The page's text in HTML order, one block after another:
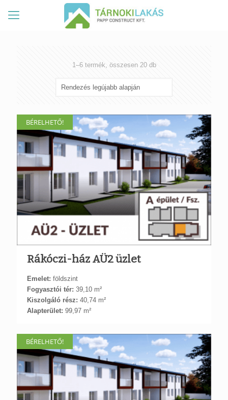
1–6 termék, összesen 20 dbSorted
BÉRELHETŐ!
Rákóczi-ház AÜ2 üzlet
Emelet: földszint
Fogyasztói tér: 39,10 m²
Kiszolgáló rész: 40,74 m²
Alapterület: 99,97 m²
BÉRELHETŐ!